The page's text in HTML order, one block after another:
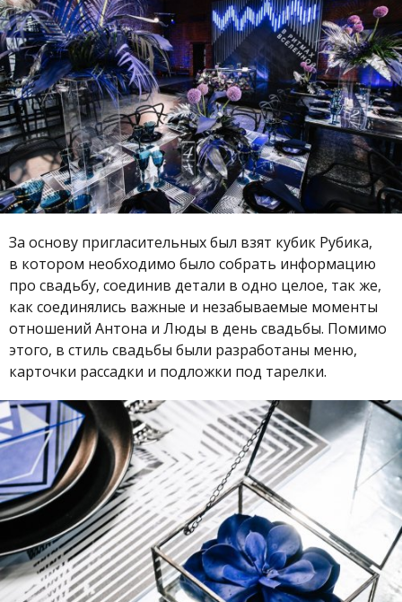
За основу пригласительных был взят кубик Рубика,
в котором необходимо было собрать информацию
про свадьбу, соединив детали в одно целое, так же,
как соединялись важные и незабываемые моменты
отношений Антона и Люды в день свадьбы. Помимо
этого, в стиль свадьбы были разработаны меню,
карточки рассадки и подложки под тарелки.